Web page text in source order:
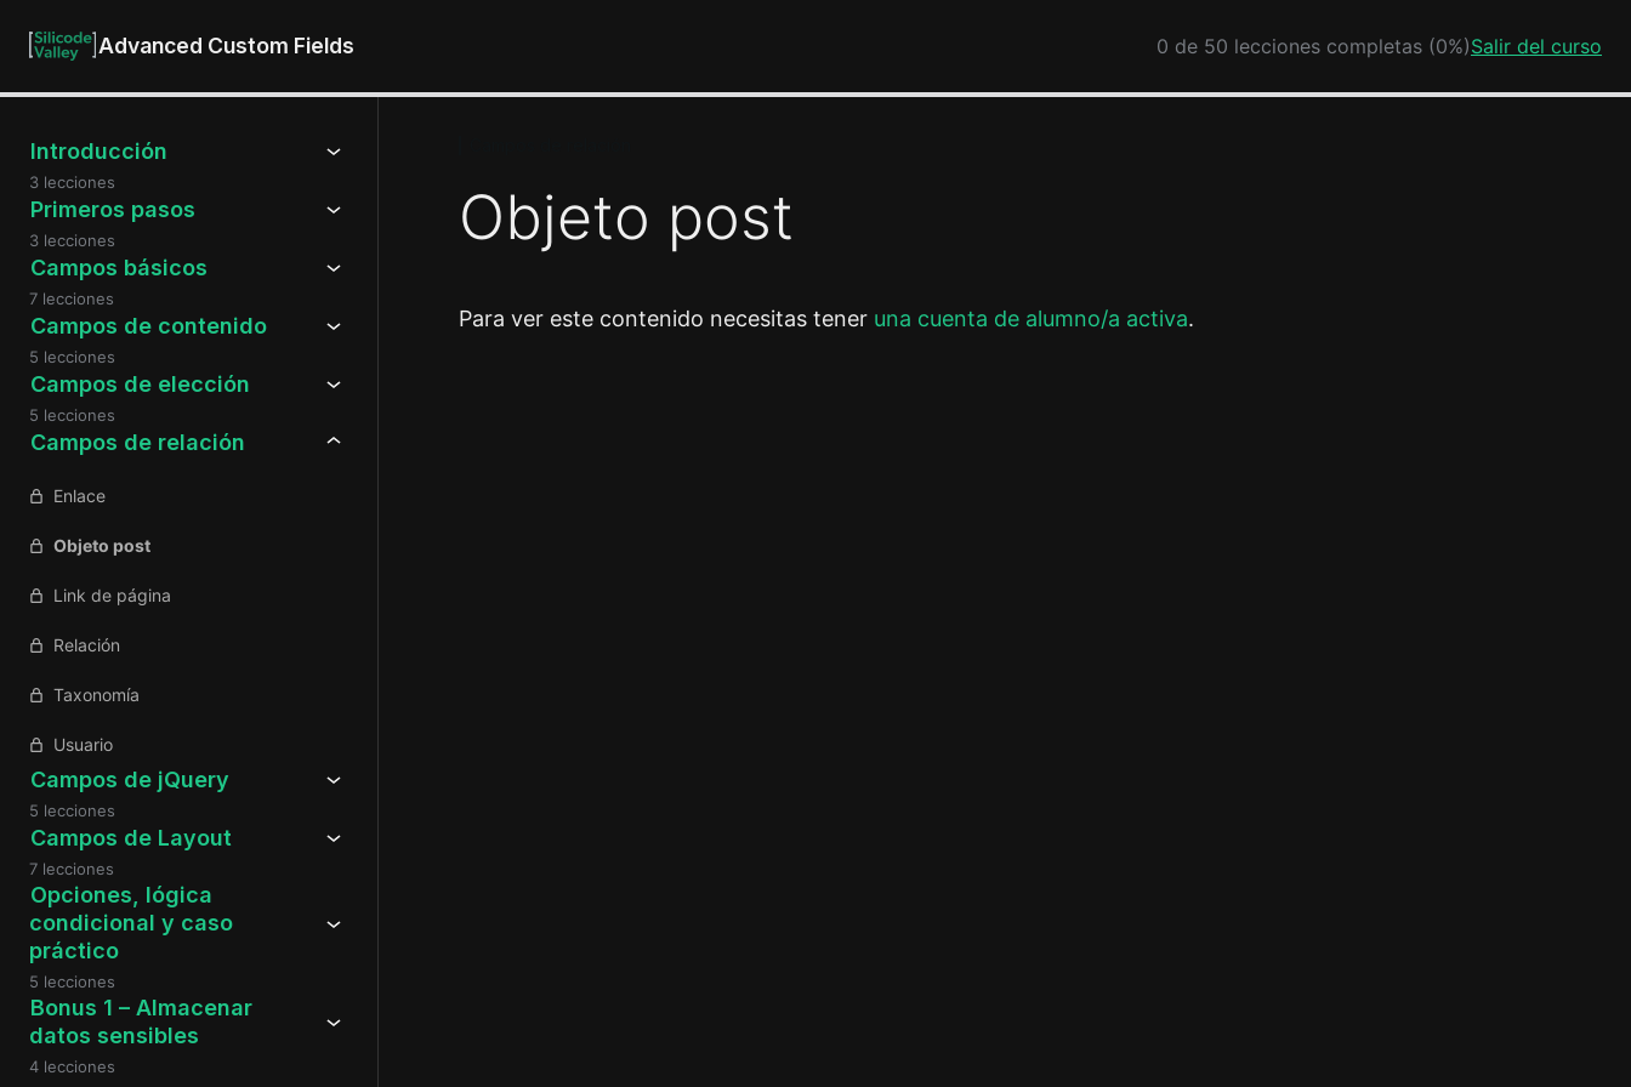
Advanced Custom Fields 0 de 50 lecciones completas (0%)Salir del curso
Introducción
3 lecciones
Primeros pasos
3 lecciones
Campos básicos
7 lecciones
Campos de contenido
5 lecciones
Campos de elección
5 lecciones
Campos de relación
Enlace
Objeto post
Link de página
Relación
Taxonomía
Usuario
Campos de jQuery
5 lecciones
Campos de Layout
7 lecciones
Opciones, lógica
condicional y caso
práctico
5 lecciones
Bonus 1 – Almacenar
datos sensibles
4 lecciones
Objeto post
Para ver este contenido necesitas tener una cuenta de alumno/a activa.